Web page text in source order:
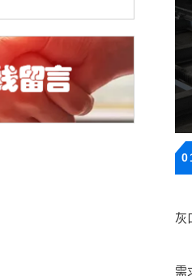
0
灰
需